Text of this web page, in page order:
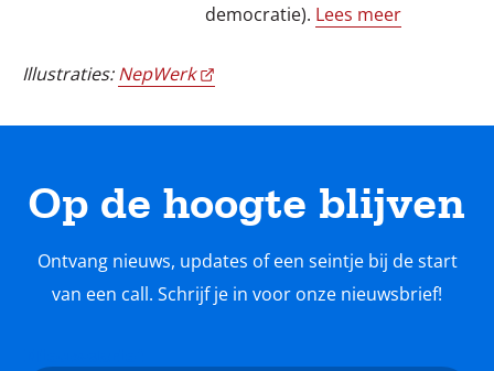
democratie). Lees meer
Illustraties:NepWerk
Op de hoogte blijven
Ontvang nieuws, updates of een seintje bij de start
van een call. Schrijf je in voor onze nieuwsbrief!